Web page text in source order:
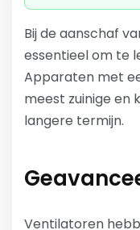
Bij de aanschaf
essentieel om te
Apparaten met
meest zuinige en
langere termijn.
Ventilatoren